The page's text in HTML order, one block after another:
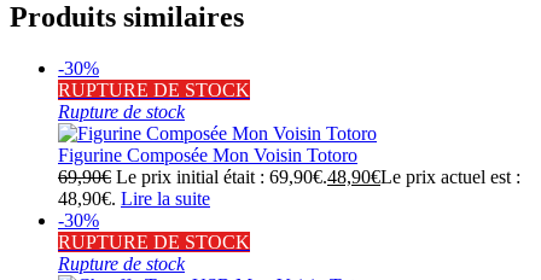
Produits similaires
-30%
RUPTURE DE STOCK
Rupture de stock
Figurine Composée Mon Voisin Totoro
69,90€ Le prix initial était : 69,90€.48,90€Le prix actuel est :
48,90€. Lire la suite
-30%
RUPTURE DE STOCK
Rupture de stock